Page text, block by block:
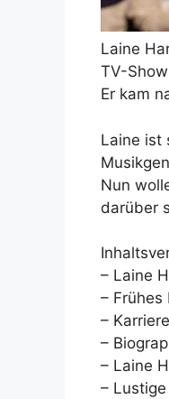
Laine
TV-
Er kam
Laine ist
Nun
darüber
– Laine
– Frühes
– Karriere
–
– Laine
–